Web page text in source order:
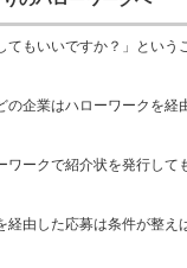
てもいいですか？」とい
の企業はハローワークを経
ワークで紹介状を発行して
経由した応募は条件が整え